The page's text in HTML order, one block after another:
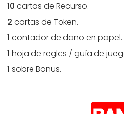
10 cartas de Recurso.
2 cartas de Token.
1 contador de daño en papel.
1 hoja de reglas / guía de
1 sobre Bonus.